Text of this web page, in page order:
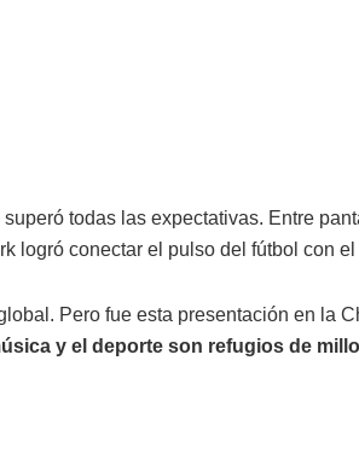
todas las expectativas. Entre
logró conectar el pulso del fútbol con
Pero fue esta presentación en la
y el deporte son refugios de